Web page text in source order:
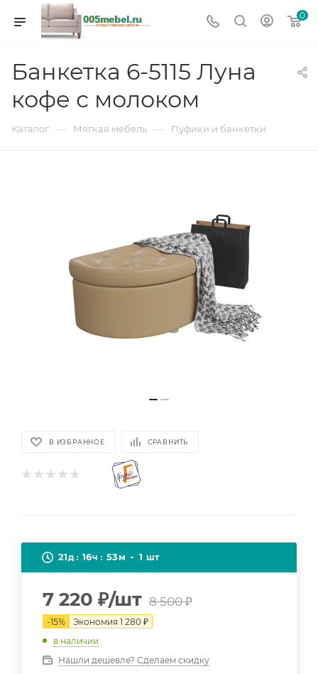
0
Банкетка 6-5115 Луна
кофе с молоком
Каталог — Мягкая мебель — Пуфики и банкетки
В ИЗБРАННОЕ СРАВНИТЬ
21д 16ч 53м 1 шт
7 220 ₽/шт 8 500₽
-15% Экономия 1 280 ₽
в наличии
Нашли дешевле? Сделаем скидку